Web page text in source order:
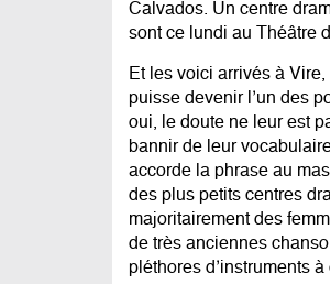
Calvados. Un centre
sont ce lundi au Théâtre
Et les voici arrivés à
puisse devenir l’un des
oui, le doute ne leur est
bannir de leur
accorde la phrase au
des plus petits centres
majoritairement des
de très anciennes
pléthores d’instruments